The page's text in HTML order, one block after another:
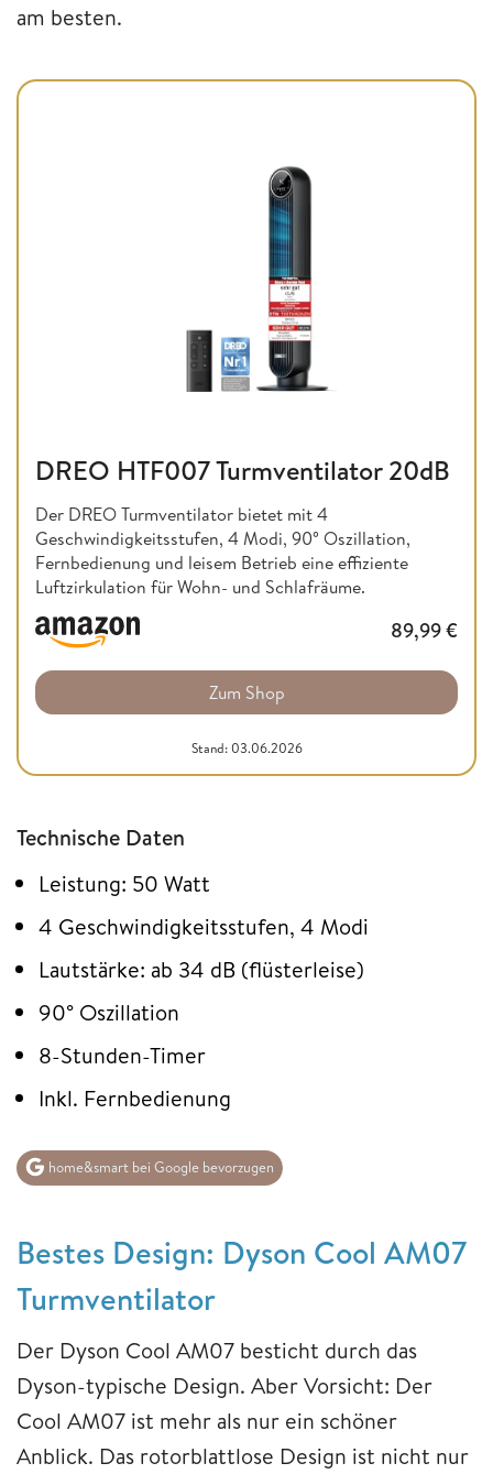
am besten.
DREO HTF007 Turmventilator 20dB
Der DREO Turmventilator bietet mit 4
Geschwindigkeitsstufen, 4 Modi, 90° Oszillation,
Fernbedienung und leisem Betrieb eine effiziente
Luftzirkulation für Wohn- und Schlafräume.
89,99€
Zum Shop
Stand: 03.06.2026
Technische Daten
Leistung: 50 Watt
4 Geschwindigkeitsstufen, 4 Modi
Lautstärke: ab 34 dB (flüsterleise)
90° Oszillation
8-Stunden-Timer
Inkl. Fernbedienung
home&smart bei Google bevorzugen
Bestes Design: Dyson Cool AM07
Turmventilator
Der Dyson Cool AM07 besticht durch das
Dyson-typische Design. Aber Vorsicht: Der
Cool AM07 ist mehr als nur ein schöner
Anblick. Das rotorblattlose Design ist nicht nur